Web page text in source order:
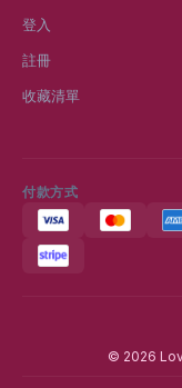
登入
註冊
收藏清單
付款方式
© 2026